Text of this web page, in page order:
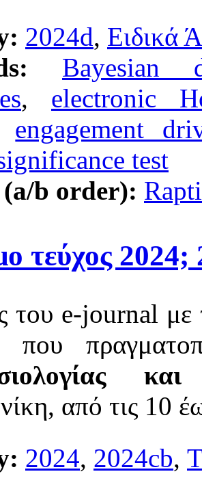
2024d, Ειδικά
Bayesian
, electronic
engagement
test
b order):
τεύχος 2024;
του e-journal με
που
από τις 10
2024, 2024cb,